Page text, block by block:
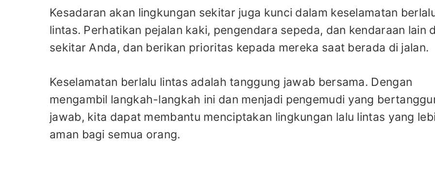
Kesadaran akan lingkungan sekitar juga kunci dalam keselamatan
lintas. Perhatikan pejalan kaki, pengendara sepeda, dan kendaraan lain
sekitar Anda, dan berikan prioritas kepada mereka saat berada di jalan.
Keselamatan berlalu lintas adalah tanggung jawab bersama. Dengan
mengambil langkah-langkah ini dan menjadi pengemudi yang
jawab, kita dapat membantu menciptakan lingkungan lalu lintas yang
aman bagi semua orang.